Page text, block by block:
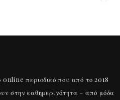
online περιοδικό που από το 2018
στην καθημερινότητα – από μόδα